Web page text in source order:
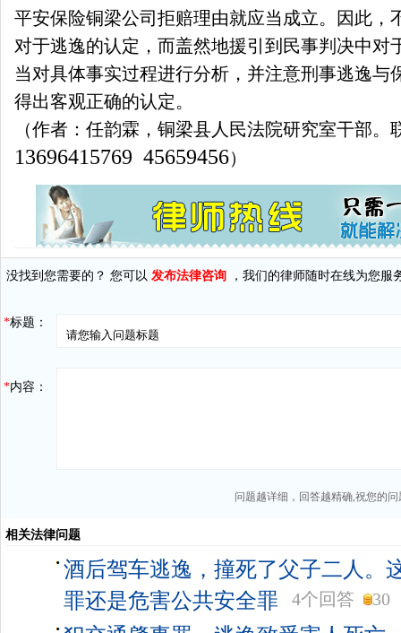
平安保险铜梁公司拒赔理由就应当成立。因此，
对于逃逸的认定，而盖然地援引到民事判决中对
当对具体事实过程进行分析，并注意刑事逃逸与
得出客观正确的认定。
（作者：任韵霖，铜梁县人民法院研究室干部。
13696415769 45659456）
没找到您需要的？ 您可以 发布法律咨询 ，我们的律师随时在线为您服
*标题：
*内容：
问题越详细，回答越精确,祝您的
相关法律问题
酒后驾车逃逸，撞死了父子二人。
罪还是危害公共安全罪 4个回答 30